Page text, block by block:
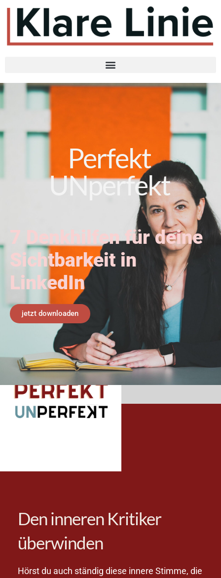
Perfekt
UNperfekt
7 Denkhilfen für deine
Sichtbarkeit in
LinkedIn
jetzt downloaden
Den inneren Kritiker
überwinden
Hörst du auch ständig diese innere Stimme, die